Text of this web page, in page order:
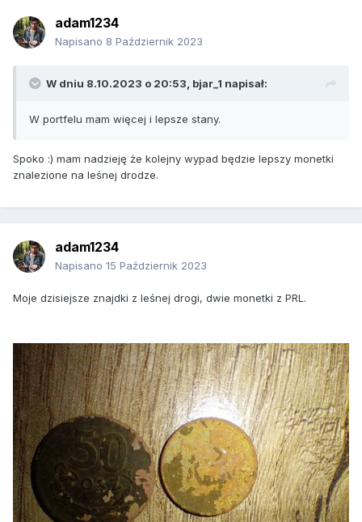
adam1234
Napisano 8 Październik 2023
W dniu 8.10.2023 o 20:53, bjar_1 napisał:
W portfelu mam więcej i lepsze stany.
Spoko :) mam nadzieję że kolejny wypad będzie lepszy monetki
znalezione na leśnej drodze.
adam1234
Napisano 15 Październik 2023
Moje dzisiejsze znajdki z leśnej drogi, dwie monetki z PRL.